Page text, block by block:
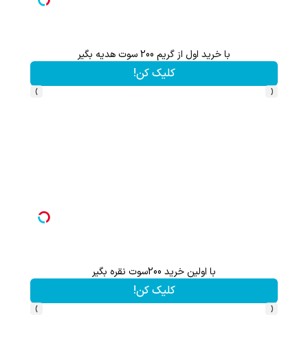
با خرید اول از گریم 200 سوت هدیه بگیر
کلیک کن!
‹
›
با اولین خرید 200سوت نقره بگیر
کلیک کن!
‹
›